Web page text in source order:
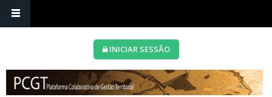
INICIAR SESSÃO